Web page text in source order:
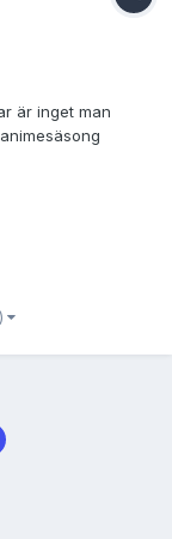
är inget man